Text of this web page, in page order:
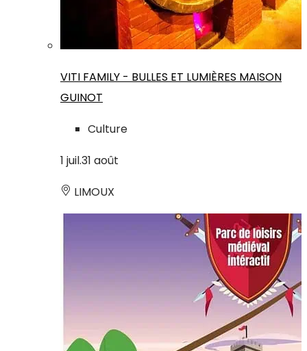
VITI FAMILY - BULLES ET LUMIÈRES MAISON
GUINOT
Culture
1 juil.31 août
LIMOUX